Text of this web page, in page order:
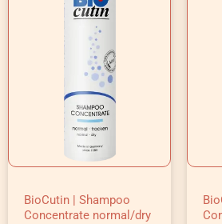
BioCutin | Shampoo
Concentrate normal/dry